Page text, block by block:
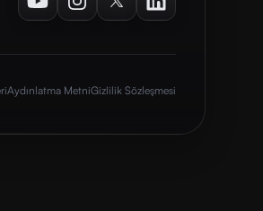
YoutubeInstagramTwitterLinkedIn
Aydınlatma MetniGizlilik Sözleşmesi